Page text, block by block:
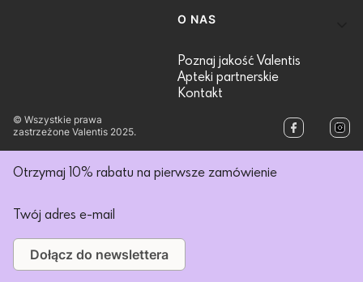
O NAS
Poznaj jakość Valentis
Apteki partnerskie
Kontakt
© Wszystkie prawa
zastrzeżone Valentis 2025.
Otrzymaj 10% rabatu na pierwsze zamówienie
Twój adres e-mail
Dołącz do newslettera